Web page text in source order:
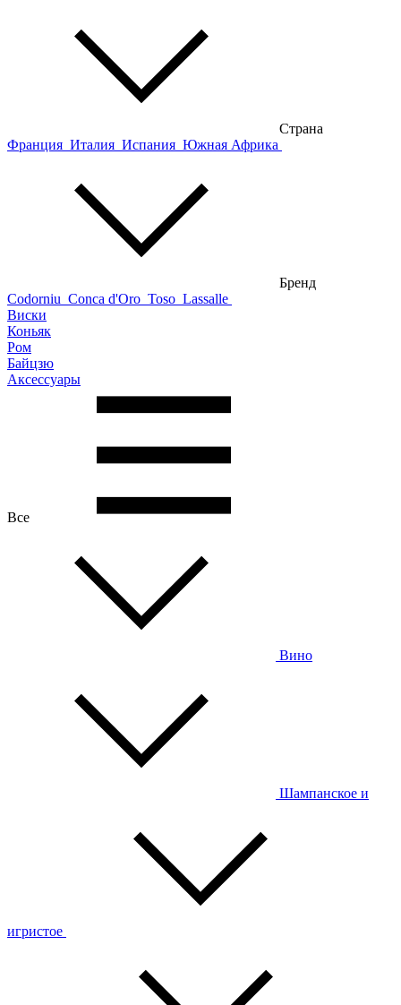
Страна
Франция Италия Испания Южная Африка
Бренд
Codorniu Conca d'Oro Toso Lassalle
Виски
Коньяк
Ром
Байцзю
Аксессуары
Все
Вино
Шампанское и
игристое